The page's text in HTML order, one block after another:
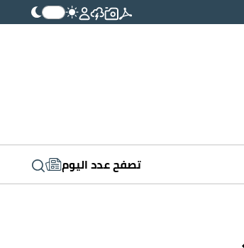
تصفح عدد اليوم